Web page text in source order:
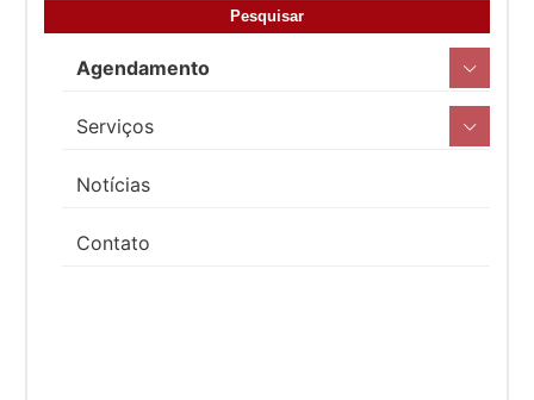
Agendamento
Serviços
Notícias
Contato